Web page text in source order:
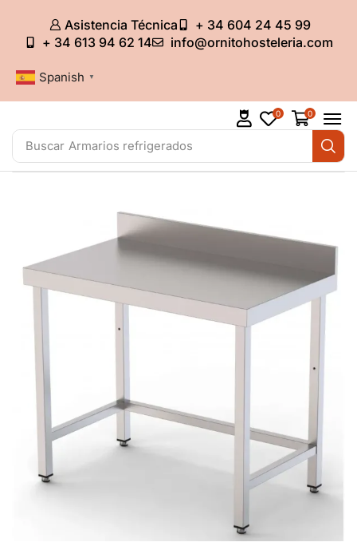
Asistencia Técnica
+ 34 604 24 45 99
+ 34 613 94 62 14
info@ornitohosteleria.com
Spanish ▼
Buscar Armarios refrigerados
0 0